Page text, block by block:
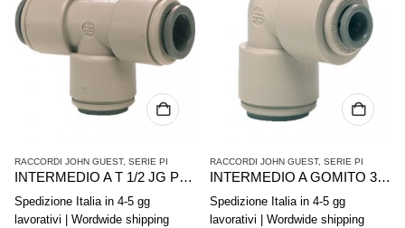
RACCORDI JOHN GUEST, SERIE PI
INTERMEDIO A T 1/2 JG PI0216S
Spedizione Italia in 4-5 gg
lavorativi | Wordwide shipping
RACCORDI JOHN GUEST, SERIE PI
INTERMEDIO A GOMITO 3/8″ JG PI0312S
Spedizione Italia in 4-5 gg
lavorativi | Wordwide shipping